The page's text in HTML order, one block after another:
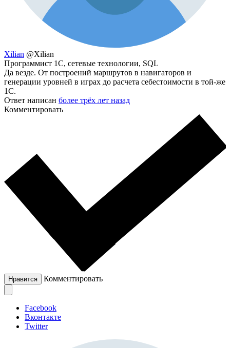
Xilian @Xilian
Программист 1С, сетевые технологии, SQL
Да везде. От построений маршрутов в навигаторов и
генерации уровней в играх до расчета себестоимости в той-же
1С.
Ответ написан более трёх лет назад
Комментировать
Нравится Комментировать
Facebook
Вконтакте
Twitter